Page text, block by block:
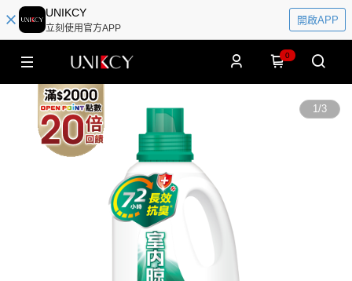
UNIKCY
立刻使用官方APP
開啟APP
0
1/3